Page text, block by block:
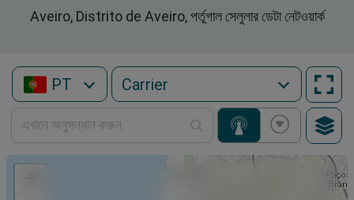
Aveiro, Distrito de Aveiro, পর্তুগাল সেলুলার ডেটা নেটওয়ার্ক
PT